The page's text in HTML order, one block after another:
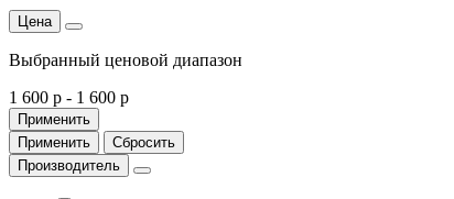
Цена
Выбранный ценовой диапазон
1 600 р - 1 600 р
Применить
Применить
Сбросить
Производитель